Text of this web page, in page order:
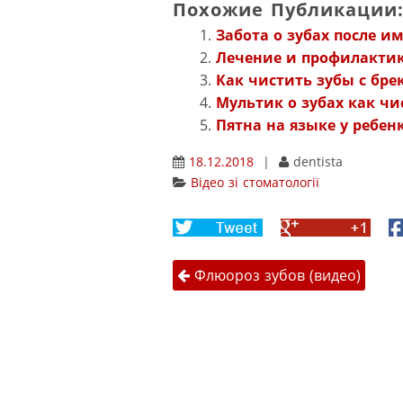
Похожие Публикации:
Забота о зубах после
Лечение и
Как чистить зубы с
Мультик о зубах как
Пятна на языке у
18.12.2018 |
dentista
Відео зі стоматології
Share
Twitter
Share
Google+
Навігація
Флюороз зубов (видео)